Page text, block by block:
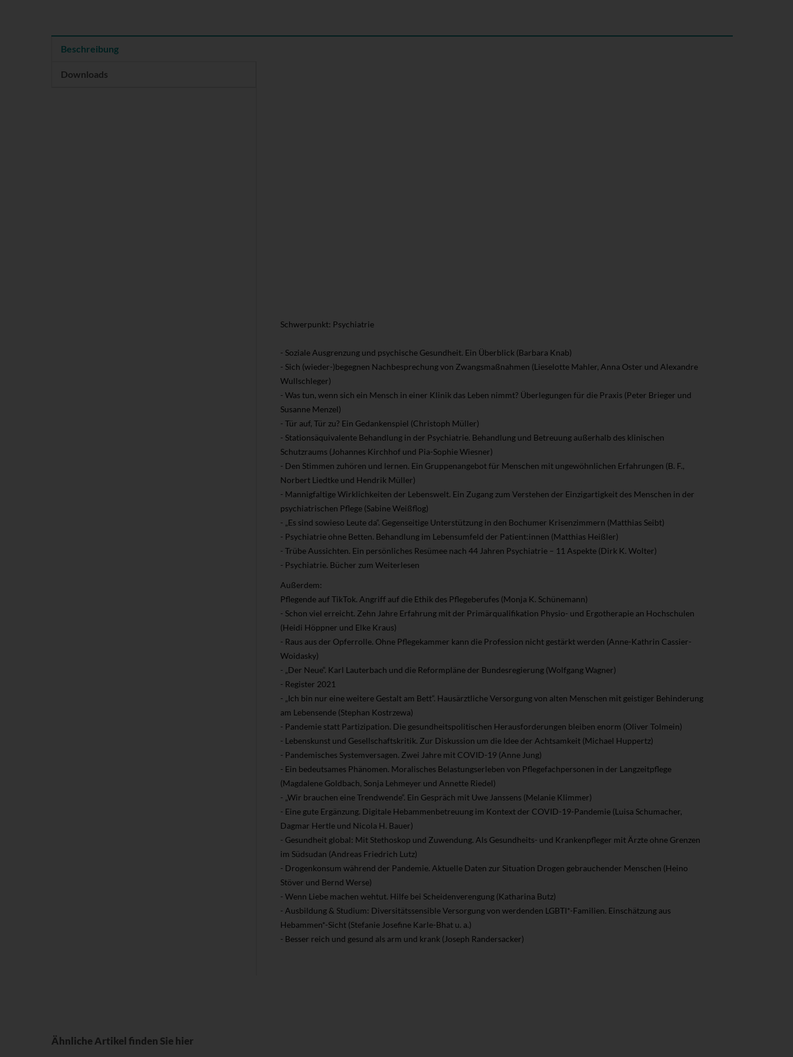
Beschreibung
Downloads
Schwerpunkt: Psychiatrie
- Soziale Ausgrenzung und psychische Gesundheit. Ein Überblick (Barbara Knab)
- Sich (wieder-)begegnen Nachbesprechung von Zwangsmaßnahmen (Lieselotte Mahler, Anna Oster und Alexandre
Wullschleger)
- Was tun, wenn sich ein Mensch in einer Klinik das Leben nimmt? Überlegungen für die Praxis (Peter Brieger und
Susanne Menzel)
- Tür auf, Tür zu? Ein Gedankenspiel (Christoph Müller)
- Stationsäquivalente Behandlung in der Psychiatrie. Behandlung und Betreuung außerhalb des klinischen
Schutzraums (Johannes Kirchhof und Pia-Sophie Wiesner)
- Den Stimmen zuhören und lernen. Ein Gruppenangebot für Menschen mit ungewöhnlichen Erfahrungen (B. F.,
Norbert Liedtke und Hendrik Müller)
- Mannigfaltige Wirklichkeiten der Lebenswelt. Ein Zugang zum Verstehen der Einzigartigkeit des Menschen in der
psychiatrischen Pflege (Sabine Weißflog)
- „Es sind sowieso Leute da“. Gegenseitige Unterstützung in den Bochumer Krisenzimmern (Matthias Seibt)
- Psychiatrie ohne Betten. Behandlung im Lebensumfeld der Patient:innen (Matthias Heißler)
- Trübe Aussichten. Ein persönliches Resümee nach 44 Jahren Psychiatrie – 11 Aspekte (Dirk K. Wolter)
- Psychiatrie. Bücher zum Weiterlesen
Außerdem:
Pflegende auf TikTok. Angriff auf die Ethik des Pflegeberufes (Monja K. Schünemann)
- Schon viel erreicht. Zehn Jahre Erfahrung mit der Primärqualifikation Physio- und Ergotherapie an Hochschulen
(Heidi Höppner und Elke Kraus)
- Raus aus der Opferrolle. Ohne Pflegekammer kann die Profession nicht gestärkt werden (Anne-Kathrin Cassier-
Woidasky)
- „Der Neue“. Karl Lauterbach und die Reformpläne der Bundesregierung (Wolfgang Wagner)
- Register 2021
- „Ich bin nur eine weitere Gestalt am Bett“. Hausärztliche Versorgung von alten Menschen mit geistiger Behinderung
am Lebensende (Stephan Kostrzewa)
- Pandemie statt Partizipation. Die gesundheitspolitischen Herausforderungen bleiben enorm (Oliver Tolmein)
- Lebenskunst und Gesellschaftskritik. Zur Diskussion um die Idee der Achtsamkeit (Michael Huppertz)
- Pandemisches Systemversagen. Zwei Jahre mit COVID-19 (Anne Jung)
- Ein bedeutsames Phänomen. Moralisches Belastungserleben von Pflegefachpersonen in der Langzeitpflege
(Magdalene Goldbach, Sonja Lehmeyer und Annette Riedel)
- „Wir brauchen eine Trendwende“. Ein Gespräch mit Uwe Janssens (Melanie Klimmer)
- Eine gute Ergänzung. Digitale Hebammenbetreuung im Kontext der COVID-19-Pandemie (Luisa Schumacher,
Dagmar Hertle und Nicola H. Bauer)
- Gesundheit global: Mit Stethoskop und Zuwendung. Als Gesundheits- und Krankenpfleger mit Ärzte ohne Grenzen
im Südsudan (Andreas Friedrich Lutz)
- Drogenkonsum während der Pandemie. Aktuelle Daten zur Situation Drogen gebrauchender Menschen (Heino
Stöver und Bernd Werse)
- Wenn Liebe machen wehtut. Hilfe bei Scheidenverengung (Katharina Butz)
- Ausbildung & Studium: Diversitätssensible Versorgung von werdenden LGBTI*-Familien. Einschätzung aus
Hebammen*-Sicht (Stefanie Josefine Karle-Bhat u. a.)
- Besser reich und gesund als arm und krank (Joseph Randersacker)
Ähnliche Artikel finden Sie hier